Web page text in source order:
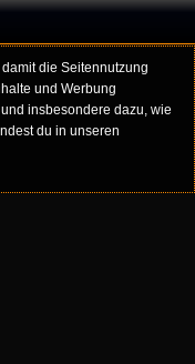
die Seitennutzung
und Werbung
insbesondere dazu, wie
du in unseren